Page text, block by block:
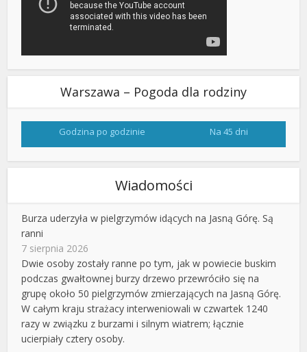
Warszawa – Pogoda dla rodziny
Godzina po godzinie Na 45 dni
Wiadomości
Burza uderzyła w pielgrzymów idących na Jasną Górę. Są
ranni
7 sierpnia 2026
Dwie osoby zostały ranne po tym, jak w powiecie buskim
podczas gwałtownej burzy drzewo przewróciło się na
grupę około 50 pielgrzymów zmierzających na Jasną Górę.
W całym kraju strażacy interweniowali w czwartek 1240
razy w związku z burzami i silnym wiatrem; łącznie
ucierpiały cztery osoby.